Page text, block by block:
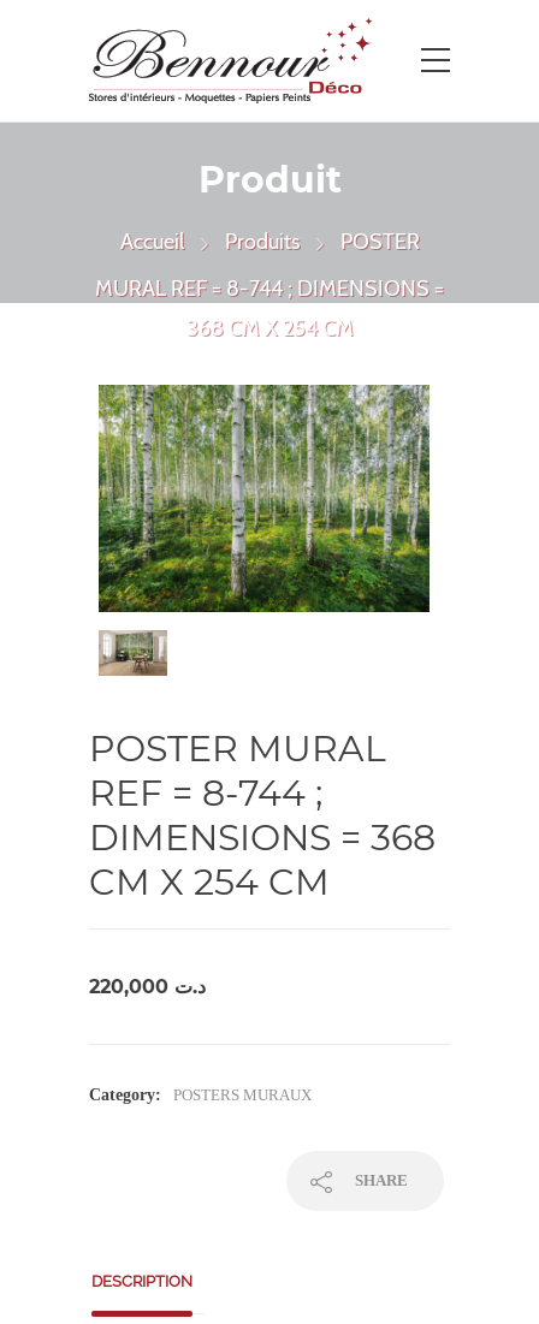
Produit
Accueil Produits
POSTER
MURAL REF = 8-744 ; DIMENSIONS =
368 CM X 254 CM
POSTER MURAL
REF = 8-744 ;
DIMENSIONS = 368
CM X 254 CM
د.ت
Category: POSTERS MURAUX
SHARE
DESCRIPTION